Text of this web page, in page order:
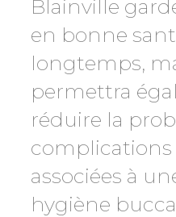
Blainville
en bonne
longtemps,
permettra
réduire la
complications
associées à
hygiène